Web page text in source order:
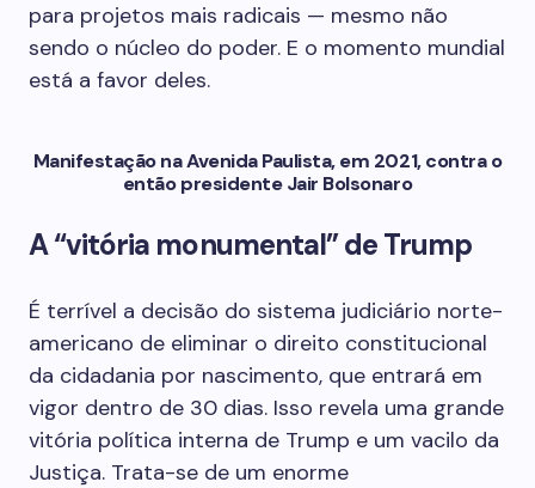
para projetos mais radicais — mesmo não
sendo o núcleo do poder. E o momento mundial
está a favor deles.
Manifestação na Avenida Paulista, em 2021, contra o
então presidente Jair Bolsonaro
A “vitória monumental” de Trump
É terrível a decisão do sistema judiciário norte-
americano de eliminar o direito constitucional
da cidadania por nascimento, que entrará em
vigor dentro de 30 dias. Isso revela uma grande
vitória política interna de Trump e um vacilo da
Justiça. Trata-se de um enorme